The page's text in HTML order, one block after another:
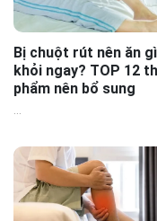
Bị chuột rút nên ăn
khỏi ngay? TOP 12
phẩm nên bổ sung
...